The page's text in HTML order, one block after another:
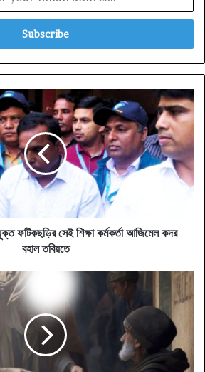
ফটিকছড়ির সেই শিক্ষা কর্মকর্তা আজিমেল কদর
বহাল তবিয়তে